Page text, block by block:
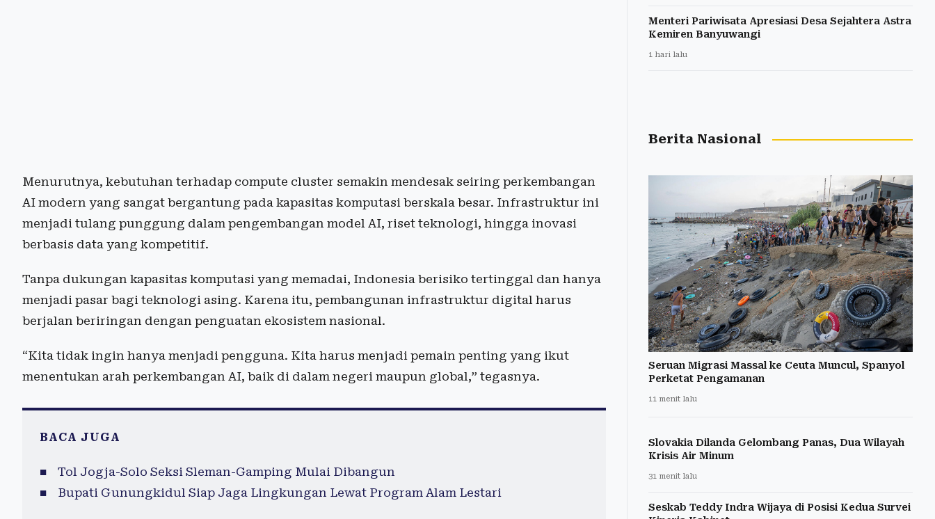
Menurutnya, kebutuhan terhadap compute cluster semakin mendesak seiring perkembangan
AI modern yang sangat bergantung pada kapasitas komputasi berskala besar. Infrastruktur ini
menjadi tulang punggung dalam pengembangan model AI, riset teknologi, hingga inovasi
berbasis data yang kompetitif.
Tanpa dukungan kapasitas komputasi yang memadai, Indonesia berisiko tertinggal dan hanya
menjadi pasar bagi teknologi asing. Karena itu, pembangunan infrastruktur digital harus
berjalan beriringan dengan penguatan ekosistem nasional.
“Kita tidak ingin hanya menjadi pengguna. Kita harus menjadi pemain penting yang ikut
menentukan arah perkembangan AI, baik di dalam negeri maupun global,” tegasnya.
BACA JUGA
Tol Jogja-Solo Seksi Sleman-Gamping Mulai Dibangun
Bupati Gunungkidul Siap Jaga Lingkungan Lewat Program Alam Lestari
Menteri Pariwisata Apresiasi Desa Sejahtera Astra
Kemiren Banyuwangi
1 hari lalu
Berita Nasional
Seruan Migrasi Massal ke Ceuta Muncul, Spanyol
Perketat Pengamanan
11 menit lalu
Slovakia Dilanda Gelombang Panas, Dua Wilayah
Krisis Air Minum
31 menit lalu
Seskab Teddy Indra Wijaya di Posisi Kedua Survei